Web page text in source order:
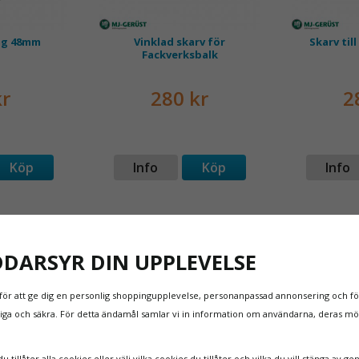
48mm
Köp
Vinklad skarv för
Fackverksbalk
280 kr
Info Köp
Skarv till
Info
DIN UPPLEVELSE
att ge dig en personlig shoppingupplevelse, personanpassad annonsering och
och säkra. För detta ändamål samlar vi in information om användarna, deras